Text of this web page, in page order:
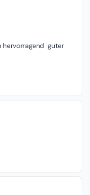
hervorragend  guter